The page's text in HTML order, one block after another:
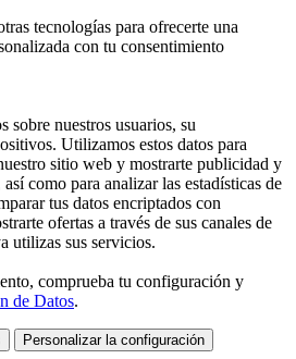
tecnologías para ofrecerte una
con tu consentimiento
sobre nuestros usuarios, su
Utilizamos estos datos para
sitio web y mostrarte publicidad y
como para analizar las estadísticas de
tus datos encriptados con
ofertas a través de sus canales de
utilizas sus servicios.
comprueba tu configuración y
de Datos.
Personalizar la configuración